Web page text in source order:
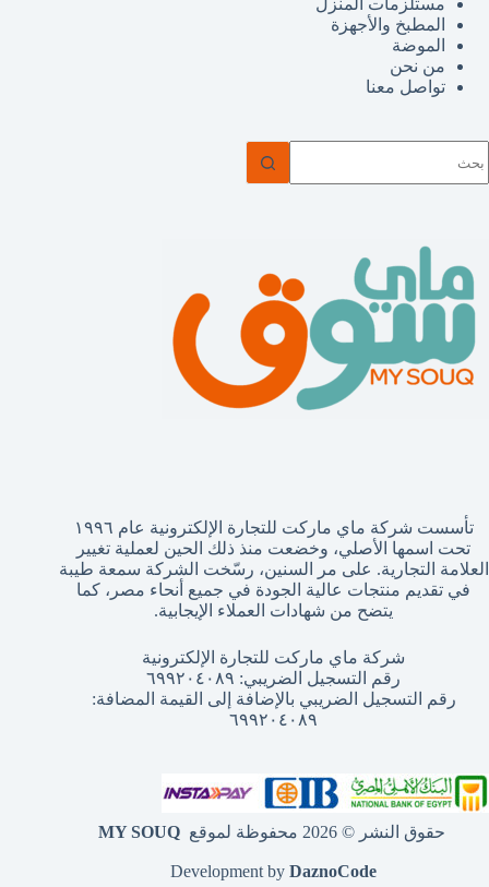
مستلزمات المنزل
المطبخ والأجهزة
الموضة
من نحن
تواصل معنا
توجد
تأسست شركة ماي ماركت للتجارة الإلكترونية عام ١٩٩٦
تحت اسمها الأصلي، وخضعت منذ ذلك الحين لعملية تغيير
العلامة التجارية. على مر السنين، رسّخت الشركة سمعة طيبة
في تقديم منتجات عالية الجودة في جميع أنحاء مصر، كما
يتضح من شهادات العملاء الإيجابية.
شركة ماي ماركت للتجارة الإلكترونية
رقم التسجيل الضريبي: ٦٩٩٢٠٤٠٨٩
رقم التسجيل الضريبي بالإضافة إلى القيمة المضافة:
٦٩٩٢٠٤٠٨٩
حقوق النشر © 2026 محفوظة لموقع MY SOUQ
Development byDaznoCode